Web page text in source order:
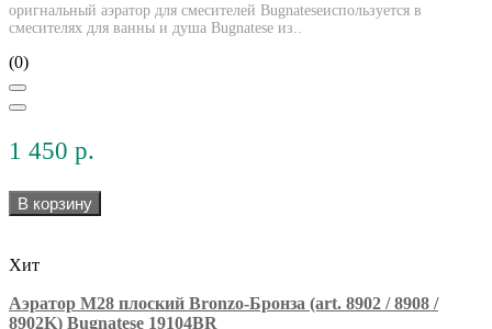
оригнальный аэратор для смесителей Bugnateseиспользуется в
смесителях для ванны и душа Bugnatese из..
(0)
1 450 р.
В корзину
Хит
Аэратор М28 плоский Bronzo-Бронза (art. 8902 / 8908 /
8902K) Bugnatese 19104BR